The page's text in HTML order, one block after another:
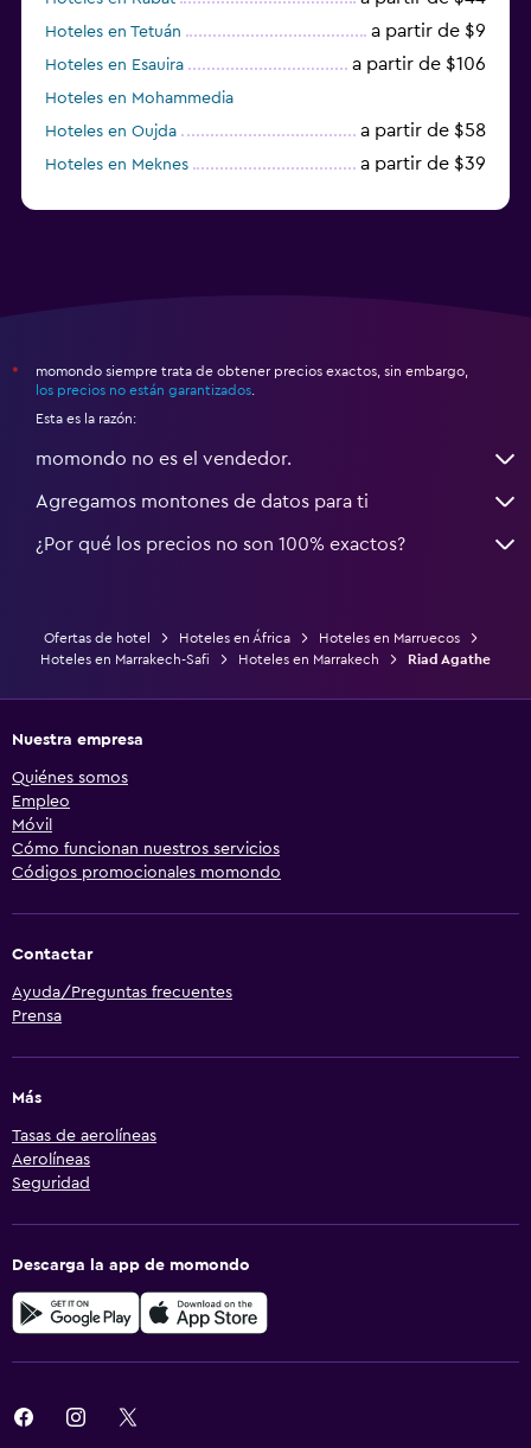
Hoteles en Tetuán a partir de $9
Hoteles en Esauira a partir de $106
Hoteles en Mohammedia
Hoteles en Oujda
a partir de $58
Hoteles en Meknes a partir de $39
*
momondo siempre trata de obtener precios exactos, sin embargo,
los precios no están garantizados
Esta es la razón:
momondo no es el vendedor.
Agregamos montones de datos para ti
¿Por qué los precios no son 100% exactos?
Ofertas de hotel Hoteles en África
Hoteles en Marruecos
Hoteles en Marrakech-Safi
Hoteles en Marrakech Riad Agathe
Nuestra empresa
Quiénes somos
Empleo
Móvil
Cómo funcionan nuestros servicios
Códigos promocionales momondo
Contactar
Ayuda/Preguntas frecuentes
Prensa
Más
Tasas de aerolíneas
Aerolíneas
Seguridad
Descarga la app de momondo